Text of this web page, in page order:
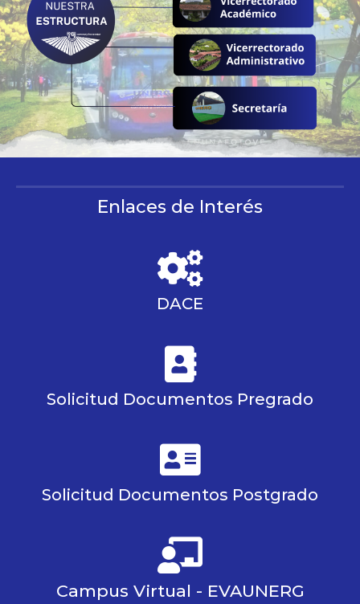
Enlaces de Interés
DACE
Solicitud Documentos Pregrado
Solicitud Documentos Postgrado
Campus Virtual - EVAUNERG